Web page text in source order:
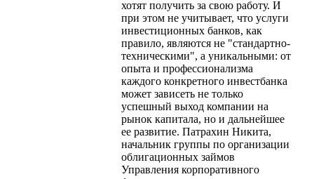
хотят получить за свою работу. И
при этом не учитывает, что услуги
инвестиционных банков, как
правило, являются не "стандартно-
техническими", а уникальными: от
опыта и профессионализма
каждого конкретного инвестбанка
может зависеть не только
успешный выход компании на
рынок капитала, но и дальнейшее
ее развитие. Патрахин Никита,
начальник группы по организации
облигационных займов
Управления корпоративного